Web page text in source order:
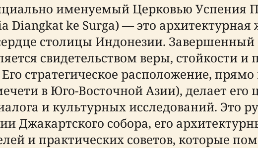
именуемый Церковью Успения
Diangkat ke Surga) — это
столицы Индонезии. Завершенный
свидетельством веры, стойкости
стратегическое расположение,
в Юго-Восточной Азии), делает его
и культурных исследований. Это
Джакартского собора, его
и практических советов, которые